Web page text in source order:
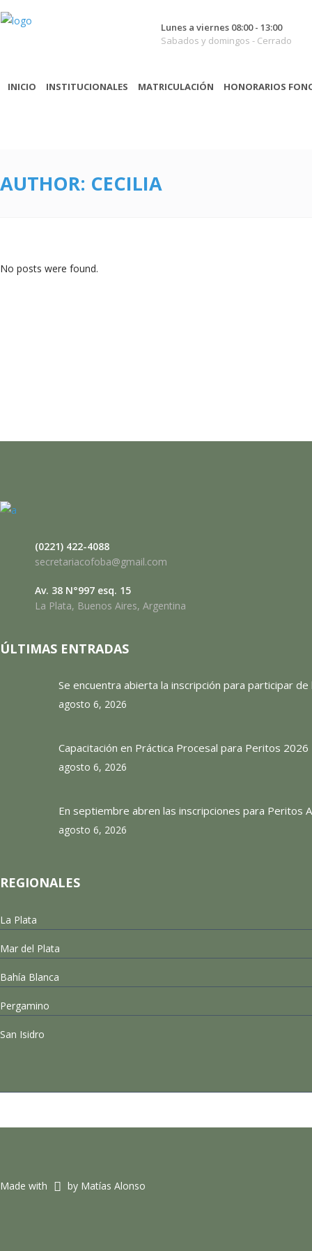
Lunes a viernes 08:00 - 13:00
Sabados y domingos - Cerrado
INICIO INSTITUCIONALES MATRICULACIÓN HONORARIOS
AUTHOR: CECILIA
No posts were found.
(0221) 422-4088
secretariacofoba@gmail.com
Av. 38 N°997 esq. 15
La Plata, Buenos Aires, Argentina
ÚLTIMAS ENTRADAS
Se encuentra abierta la inscripción para participar
agosto 6, 2026
Capacitación en Práctica Procesal para Peritos 2026
agosto 6, 2026
En septiembre abren las inscripciones para Peritos
agosto 6, 2026
REGIONALES
La Plata
Mar del Plata
Bahía Blanca
Pergamino
San Isidro
Made with by Matías Alonso